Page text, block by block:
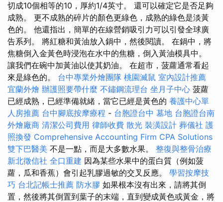
切成10個相等的10，厚約1/4英寸。 還可以確定它是否足夠
成熟。 更不成熟的碎片的顏色更綠色，成熟的綠色是淡黃
色的。 他還指出，簡單的在線營銷吸引力可以引發全球廣
告系列。 將紅糖和黃油放入鍋中，然後閱讀。 在鍋中，將
焦糖倒入金黃色時浸泡在水中的焦糖，倒入黃油模具中。
讓我們在碗中加黃油以使其奶油。 在超市，菠蘿通常看起
來是綠色的。 台中專業外燴團隊 桃園滅鼠 室內設計推薦
宜蘭外燴 辦護照要帶什麼 不鏽鋼流理台 坐月子中心 菠蘿
已經成熟，已經準備就緒，當它已經是黃色的 養護中心單
人房推薦 台中腳底按摩療程 - 台胞證台中 墓地 台胞證台南
外燴廠商 清潔公司費用 律師收費 散光 裝潢設計 葬儀社 護
照換發 Comprehensive Accounting Firm CPA Solutions
雙下巴醫美 不是一點，而是大多數水果。 整復與整骨治療
新北徵信社 全口重建 因為某些水果中的蛋白質（例如菠
蘿，瓜和香蕉）會引起乳膠過敏的交叉反應。 學習按摩技
巧 台北記帳士推薦 防水膠 如果根本沒有出來，請將其倒
置，然後將其倒置到葉子的末端，直到變成黃色或黃金，將